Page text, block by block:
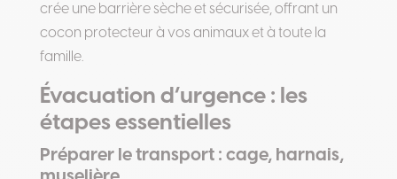
crée une barrière sèche et sécurisée, offrant un
cocon protecteur à vos animaux et à toute la
famille.
Évacuation d’urgence : les
étapes essentielles
Préparer le transport : cage, harnais,